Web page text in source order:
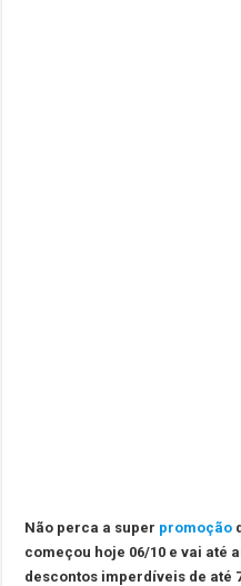
Não perca a super promoção
começou hoje 06/10 e vai até
descontos imperdíveis de até